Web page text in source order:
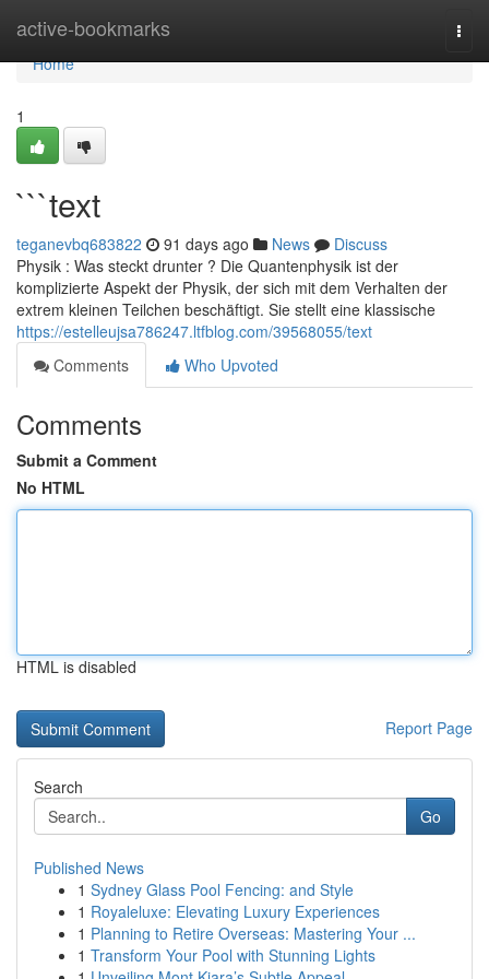
active-bookmarks
Home
Home
1
```text
teganevbq683822 91 days ago News
Discuss
Physik : Was steckt drunter ? Die Quantenphysik ist der
komplizierte Aspekt der Physik, der sich mit dem Verhalten der
extrem kleinen Teilchen beschäftigt. Sie stellt eine klassische
https://estelleujsa786247.ltfblog.com/39568055/text
Comments
Who Upvoted
Comments
Submit a Comment
No HTML
HTML is disabled
Report Page
Search
Go
Published News
1 Sydney Glass Pool Fencing: and Style
1 Royaleluxe: Elevating Luxury Experiences
1 Planning to Retire Overseas: Mastering Your ...
1 Transform Your Pool with Stunning Lights